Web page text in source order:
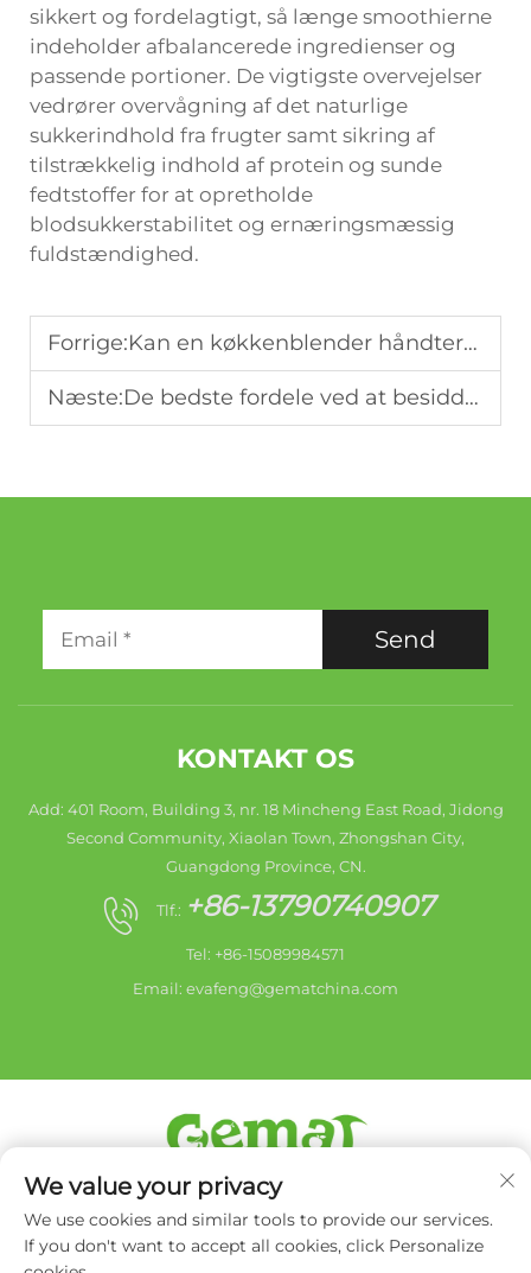
sikkert og fordelagtigt, så længe smoothierne
indeholder afbalancerede ingredienser og
passende portioner. De vigtigste overvejelser
vedrører overvågning af det naturlige
sukkerindhold fra frugter samt sikring af
tilstrækkelig indhold af protein og sunde
fedtstoffer for at opretholde
blodsukkerstabilitet og ernæringsmæssig
fuldstændighed.
Forrige:Kan en køkkenblender håndtere mere end bare smoothies?
Næste:De bedste fordele ved at besidde en dedikeret smoothieblender
Send
KONTAKT OS
Add: 401 Room, Building 3, nr. 18 Mincheng East Road, Jidong
Second Community, Xiaolan Town, Zhongshan City,
Guangdong Province, CN.
Tlf.: +86-13790740907
Tel: +86-15089984571
Email: evafeng@gematchina.com
Copyright © 2026 Zhongshan city HaiShang Electric
Appliances Co,. Ltd. Alle rettigheder forbeholdes. -
Privatlivspolitik
We value your privacy
We use cookies and similar tools to provide our services.
If you don't want to accept all cookies, click Personalize